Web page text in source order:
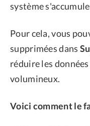
système
Pour cela, vous
supprimées dans
réduire les
volumineux.
Voici comment le